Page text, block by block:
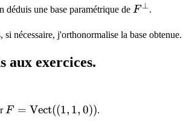
déduis une base paramétrique de F^{\perp}
F ⊥.
si nécessaire, j'orthonormalise la base obtenue.
aux exercices.
F =
F = Vect((1, 1, 0)).